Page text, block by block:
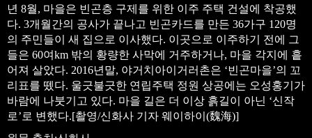
년 8월, 마을은 빈곤층 구제를 위한 이주 주택 건설에 착공했
다. 3개월간의 공사가 끝나고 빈곤카드를 만든 36가구 120명
의 주민들이 새 집으로 이사했다. 이곳으로 이주하기 전에 그
들은 60여km 밖의 황량한 사막에 거주하거나, 마을 각지에 흩
어져 살았다. 2016년말, 야거치아이거러촌은 ‘빈곤마을’의 꼬
리표를 뗐다. 울긋불긋한 연립주택 정원 상공에는 오성홍기가
바람에 나붓기고 있다. 마을 길은 더 이상 흙길이 아닌 ‘신작
로’로 변했다.[촬영/신화사 기자 웨이하이(魏海)]